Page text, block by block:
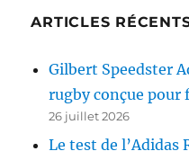
ARTICLES
Gilbert Speedster
rugby conçue pour
26 juillet 2026
Le test de l’Adidas